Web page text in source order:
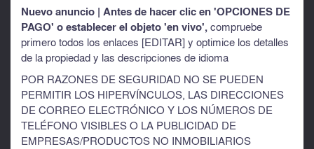
Nuevo anuncio | Antes de hacer clic en 'OPCIONES DE
PAGO' o establecer el objeto 'en vivo',compruebe
primero todos los enlaces [EDITAR] y optimice los detalles
de la propiedad y las descripciones de idioma
POR RAZONES DE SEGURIDAD NO SE PUEDEN
PERMITIR LOS HIPERVÍNCULOS, LAS DIRECCIONES
DE CORREO ELECTRÓNICO Y LOS NÚMEROS DE
TELÉFONO VISIBLES O LA PUBLICIDAD DE
EMPRESAS/PRODUCTOS NO INMOBILIARIOS